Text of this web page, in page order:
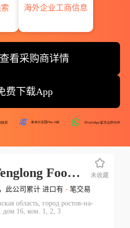
海外企业工商信息
看采购商详情
费下载App
Tengzhou Tenglong Food Science And Technology Development Co. Ltd
此公司累计 进口有 -笔交易
область, город ростов-на-
дом 16, ком. 1, 2, 3
未收藏